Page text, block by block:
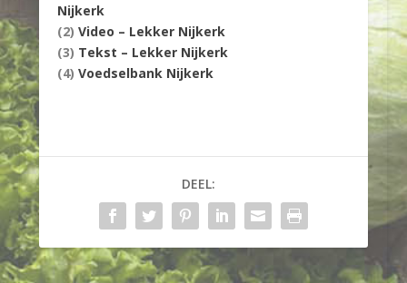
Nijkerk
(2) Video – Lekker Nijkerk
(3) Tekst – Lekker Nijkerk
(4) Voedselbank Nijkerk
DEEL: